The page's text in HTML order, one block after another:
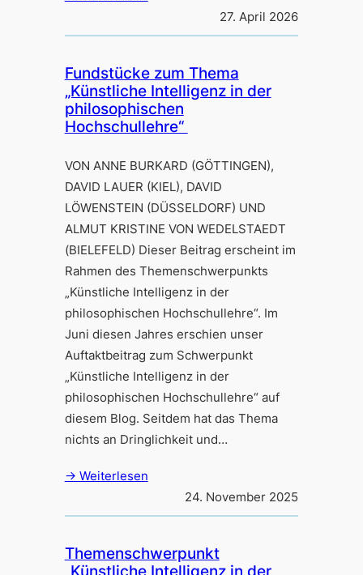
27. April 2026
Fundstücke zum Thema
„Künstliche Intelligenz in der
philosophischen
Hochschullehre“
VON ANNE BURKARD (GÖTTINGEN),
DAVID LAUER (KIEL), DAVID
LÖWENSTEIN (DÜSSELDORF) UND
ALMUT KRISTINE VON WEDELSTAEDT
(BIELEFELD) Dieser Beitrag erscheint im
Rahmen des Themenschwerpunkts
„Künstliche Intelligenz in der
philosophischen Hochschullehre“. Im
Juni diesen Jahres erschien unser
Auftaktbeitrag zum Schwerpunkt
„Künstliche Intelligenz in der
philosophischen Hochschullehre“ auf
diesem Blog. Seitdem hat das Thema
nichts an Dringlichkeit und…
→ Weiterlesen
24. November 2025
Themenschwerpunkt
„Künstliche Intelligenz in der